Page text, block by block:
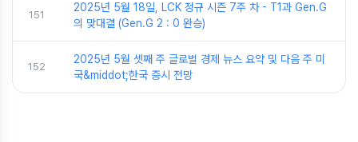
151
2025년 5월 18일, LCK 정규 시즌 7주 차 - T1과 Gen.G
의 맞대결 (Gen.G 2 : 0 완승)
152
2025년 5월 셋째 주 글로벌 경제 뉴스 요약 및 다음 주 미
국&middot;한국 증시 전망